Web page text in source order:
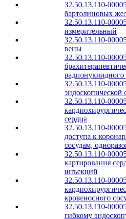
32.50.13.110-
бартолиновых
32.50.13.110-
измерительный
32.50.13.110-
вены
32.50.13.110-
радионуклидного
32.50.13.110-
эндоскопической
32.50.13.110-
сердца
32.50.13.110-
доступа к
сосудам,
32.50.13.110-
картирования
инъекций
32.50.13.110-
кровеносного
32.50.13.110-
гибкому